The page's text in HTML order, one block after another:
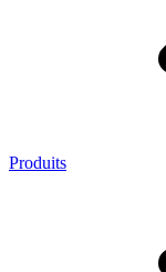
Produits